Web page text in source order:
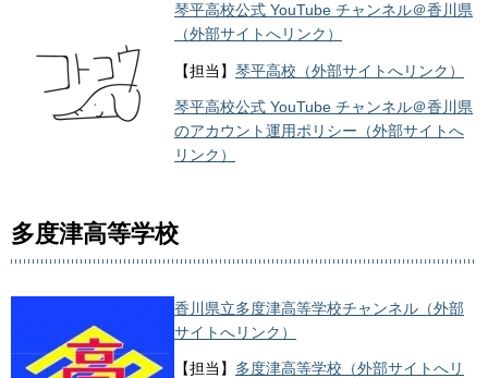
琴平高校公式 YouTube チャンネル＠香川県
（外部サイトへリンク）
【担当】 琴平高校（外部サイトへリンク）
琴平高校公式 YouTube チャンネル＠香川県
のアカウント運用ポリシー（外部サイトへ
リンク）
多度津高等学校
香川県立多度津高等学校チャンネル（外部
サイトへリンク）
【担当】 多度津高等学校（外部サイトへリ